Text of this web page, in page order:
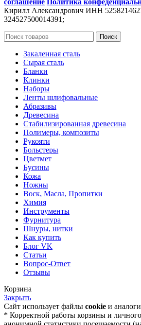
Кирилл Александрович ИНН
324527500014391;
Поиск
Закаленная сталь
Сырая сталь
Бланки
Клинки
Наборы
Ленты шлифовальные
Абразивы
Древесина
Стабилизированная древесина
Полимеры, композиты
Рукояти
Больстеры
Цветмет
Бусины
Кожа
Ножны
Воск, Масла, Пропитки
Химия
Инструменты
Фурнитура
Шнуры, нитки
Как купить
Блог VK
Статьи
Вопрос-Ответ
Отзывы
Корзина
Закрыть
Сайт использует файлы cookie и
* Корректной работы корзины и